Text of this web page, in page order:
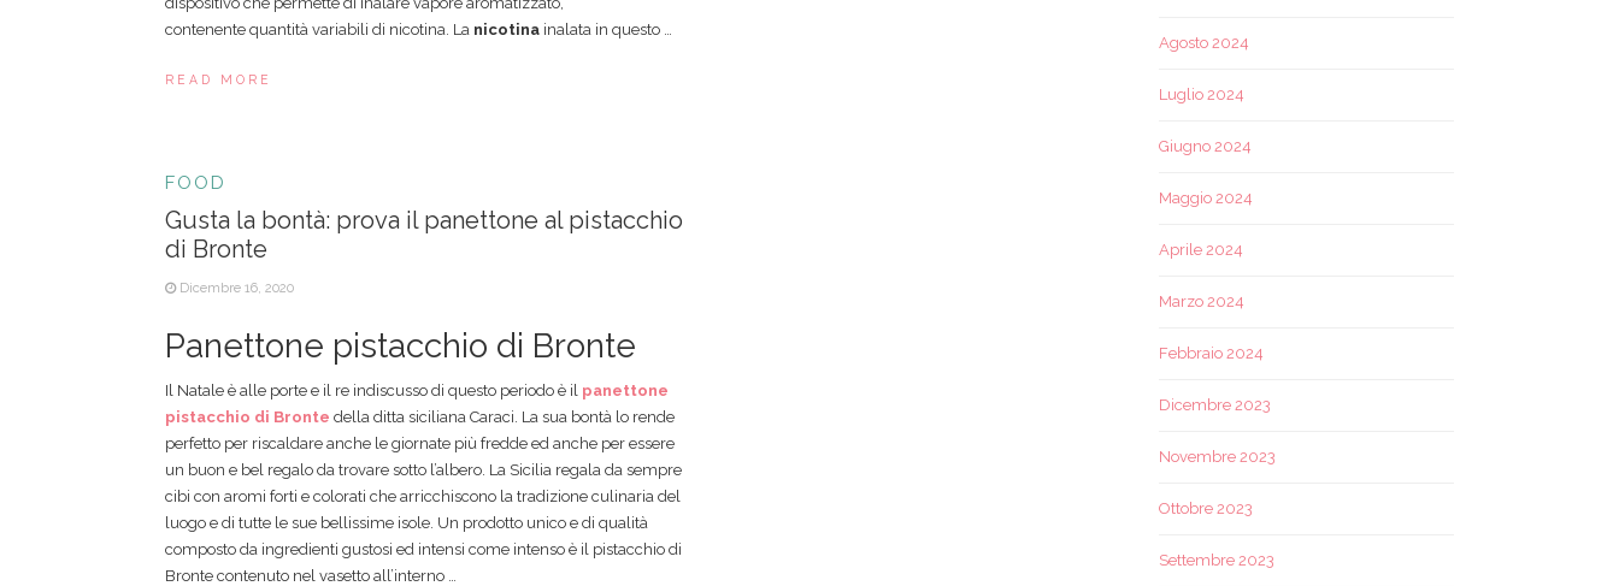
contenente quantità variabili di nicotina. La nicotina inalata in questo …
READ MORE
FOOD
Gusta la bontà: prova il panettone al pistacchio
di Bronte
Dicembre 16, 2020
Panettone pistacchio di Bronte
Il Natale è alle porte e il re indiscusso di questo periodo è il panettone
pistacchio di Bronte della ditta siciliana Caraci. La sua bontà lo rende
perfetto per riscaldare anche le giornate più fredde ed anche per essere
un buon e bel regalo da trovare sotto l’albero. La Sicilia regala da sempre
cibi con aromi forti e colorati che arricchiscono la tradizione culinaria del
luogo e di tutte le sue bellissime isole. Un prodotto unico e di qualità
composto da ingredienti gustosi ed intensi come intenso è il pistacchio di
Bronte contenuto nel vasetto all’interno …
Agosto 2024
Luglio 2024
Giugno 2024
Maggio 2024
Aprile 2024
Marzo 2024
Febbraio 2024
Dicembre 2023
Novembre 2023
Ottobre 2023
Settembre 2023